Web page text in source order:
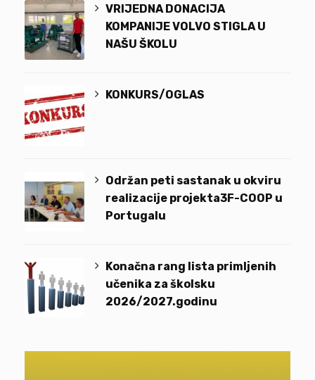
VRIJEDNA DONACIJA
KOMPANIJE VOLVO STIGLA U
NAŠU ŠKOLU
KONKURS/OGLAS
Održan peti sastanak u okviru
realizacije projekta3F-COOP u
Portugalu
Konačna rang lista primljenih
učenika za školsku
2026/2027.godinu